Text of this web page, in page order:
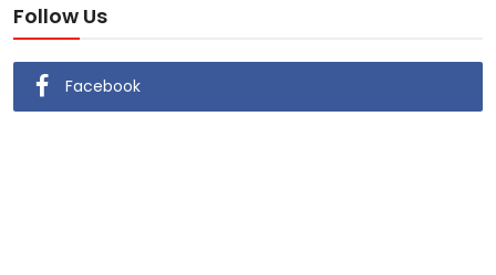
Follow Us
Facebook